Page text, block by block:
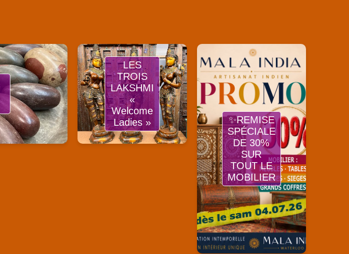
LES
TROIS
LAKSHMI
«
Welcome
Ladies »
✨REMISE
SPÉCIALE
DE 30%
SUR
TOUT LE
MOBILIER